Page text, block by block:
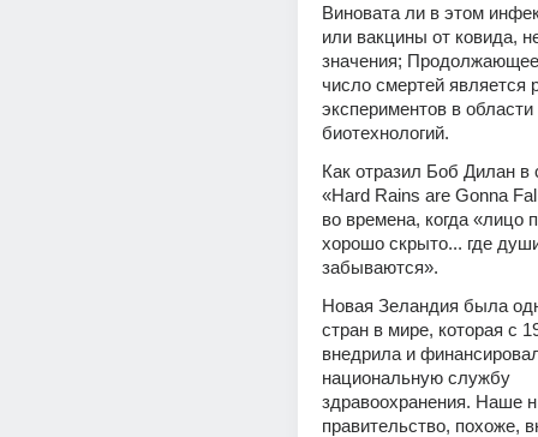
Виновата ли в этом
или вакцины от ковида,
значения;
число смертей является
экспериментов в области
биотехнологий.
Как отразил Боб Дилан в
«Hard Rains are Gonna
во времена, когда «лицо
хорошо скрыто... где
забываются».
Новая Зеландия была
стран в мире, которая с
внедрила и
национальную службу
здравоохранения. Наше
правительство, похоже,